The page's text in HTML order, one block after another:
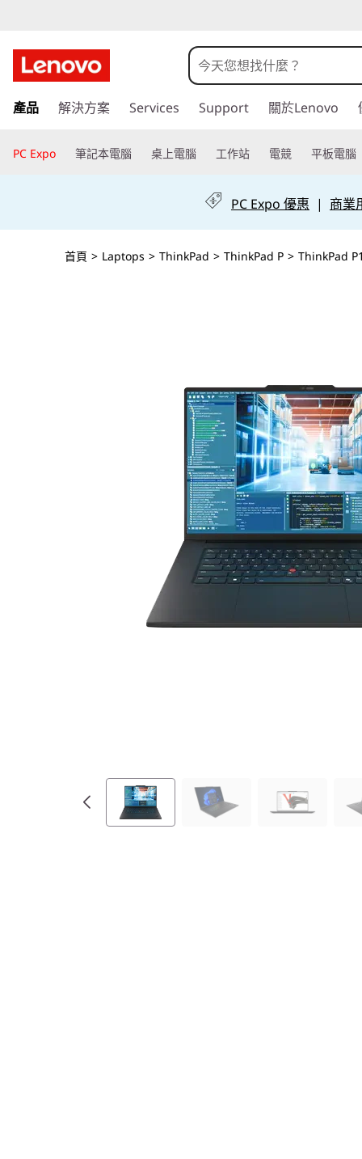
至
要
產品 解決方案 Services Support 關於Lenovo
PC Expo 筆記本電腦 桌上電腦 工作站 電競 平板電腦
PC Expo 優惠 | 商業
首頁 > Laptops > ThinkPad > ThinkPad P > ThinkPad